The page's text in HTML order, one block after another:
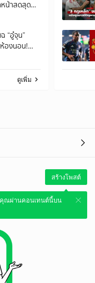
น้าสดสุด
ฉ “อู๋จุน”
องนอน!
ลิปเสียงมัด
ดูเพิ่ม
สร้างโพสต์
ณผ่านคอนเทนต์นี้บน